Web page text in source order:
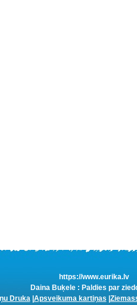
https://www.eurika.lv
Daina Buķele : Paldies par
Druka| Apsveikuma kartiņas